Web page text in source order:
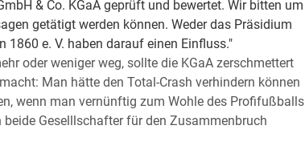
& Co. KGaA geprüft und bewertet. Wir bitten um
getätigt werden können. Weder das Präsidium
1860 e. V. haben darauf einen Einfluss."
oder weniger weg, sollte die KGaA zerschmettert
Man hätte den Total-Crash verhindern können
wenn man vernünftig zum Wohle des Profifußballs
Geselllschafter für den Zusammenbruch